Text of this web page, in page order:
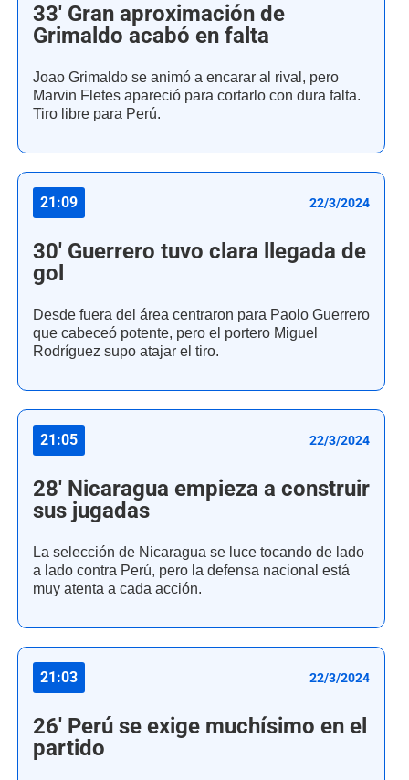
33' Gran aproximación de
Grimaldo acabó en falta
Joao Grimaldo se animó a encarar al rival, pero
Marvin Fletes apareció para cortarlo con dura falta.
Tiro libre para Perú.
21:09 22/3/2024
30' Guerrero tuvo clara llegada de
gol
Desde fuera del área centraron para Paolo Guerrero
que cabeceó potente, pero el portero Miguel
Rodríguez supo atajar el tiro.
21:05 22/3/2024
28' Nicaragua empieza a construir
sus jugadas
La selección de Nicaragua se luce tocando de lado
a lado contra Perú, pero la defensa nacional está
muy atenta a cada acción.
21:03 22/3/2024
26' Perú se exige muchísimo en el
partido